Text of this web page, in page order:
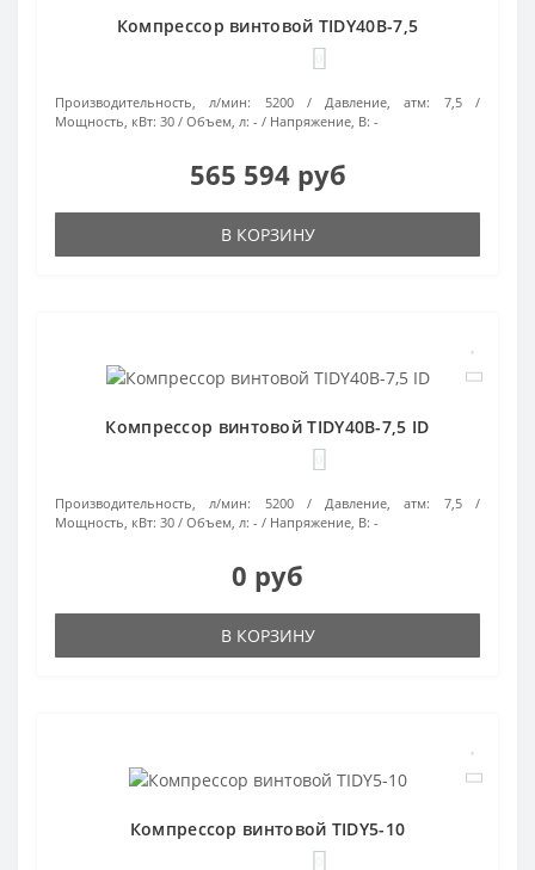
Компрессор винтовой TIDY40B-7,5
Производительность, л/мин: 5200 Давление, атм:
7,5
Мощность, кВт: 30 Объем, л: - Напряжение, В: -
565 594 руб
В КОРЗИНУ
Компрессор винтовой TIDY40B-7,5 ID
Производительность, л/мин: 5200 Давление, атм:
7,5
Мощность, кВт: 30 Объем, л: - Напряжение, В: -
0 руб
В КОРЗИНУ
Компрессор винтовой TIDY5-10